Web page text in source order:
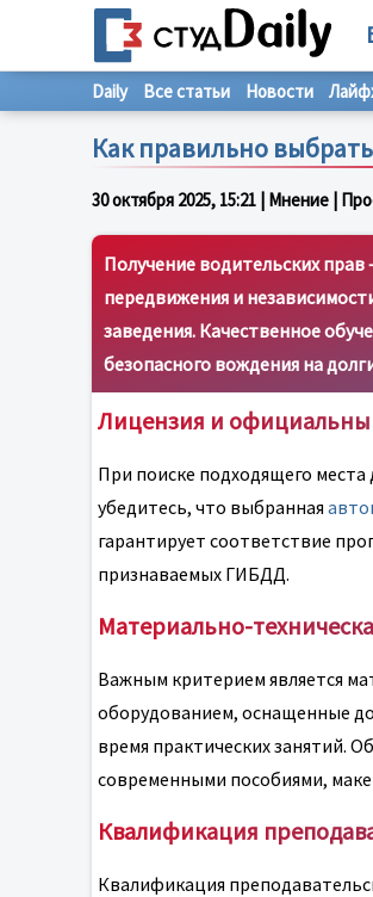
Как правильно
30 октября 2025, 15:21 | Мнение |
Daily Все статьи Новости
Получение водительских
передвижения и
заведения. Качественное
безопасного вождения на
Лицензия и
При поиске подходящего
убедитесь, что выбранная
гарантирует соответствие
признаваемых ГИБДД.
Материально-
Важным критерием является
оборудованием, оснащенные
время практических занятий.
современными пособиями,
Квалификация
Квалификация